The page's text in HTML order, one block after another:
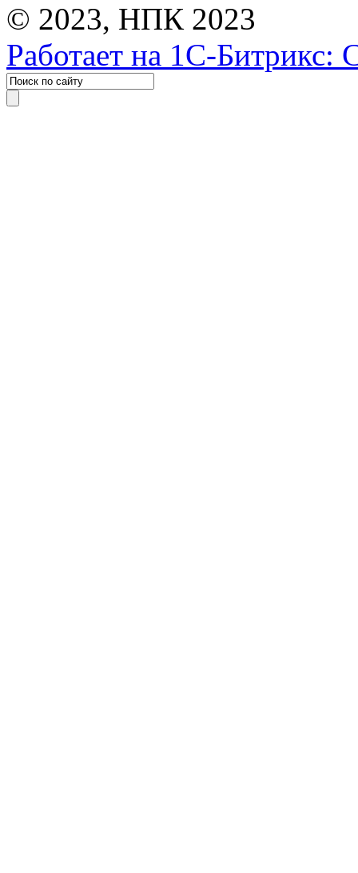
© 2023, НПК 2023
Работает на 1С-Битрикс: